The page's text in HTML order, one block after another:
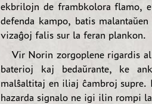
ekbrilojn de frambkolora flamo,
defenda kampo, batis
vizaĝoj falis sur la feran plankon.
Vir Norin zorgoplene rigardis
baterioj kaj bedaŭrante, ke
malŝaltitaj en iliaj ĉambroj
hazarda signalo ne igi ilin rompi